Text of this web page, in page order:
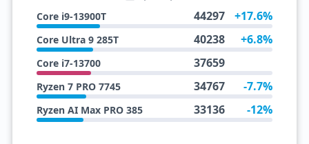
Core i9-13900T 44297 +17.6%
Core Ultra 9 285T 40238 +6.8%
Core i7-13700 37659
Ryzen 7 PRO 7745 34767 -7.7%
Ryzen AI Max PRO 385 33136 -12%